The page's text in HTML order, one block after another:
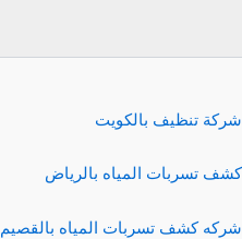
شركة تنظيف بالكويت
كشف تسربات المياه بالرياض
شركه كشف تسربات المياه بالقصيم